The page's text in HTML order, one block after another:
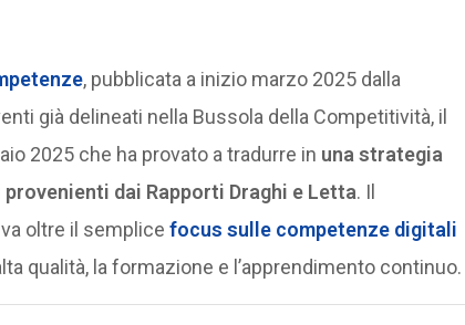
, pubblicata a inizio marzo 2025 dalla
già delineati nella Bussola della Competitività, il
2025 che ha provato a tradurre in una strategia
dai Rapporti Draghi e Letta. Il
oltre il semplice focus sulle competenze digitali
qualità, la formazione e l’apprendimento continuo.